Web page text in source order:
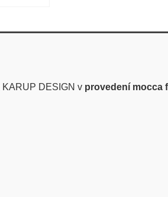
DESIGN v provedení mocca